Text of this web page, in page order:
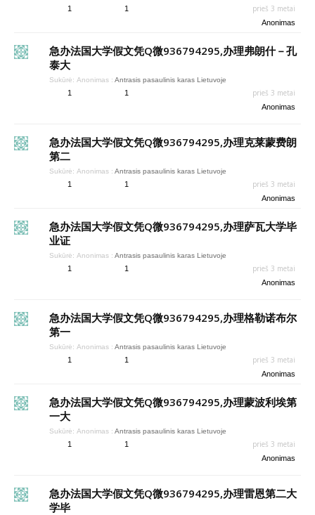
1 1 prieš 3 metai
Anonimas
急办法国大学假文凭Q微936794295,办理弗朗什－孔
泰大
Sukūrė: Anonimas : Antrasis pasaulinis karas Lietuvoje
1 1 prieš 3 metai
Anonimas
急办法国大学假文凭Q微936794295,办理克莱蒙费朗
第二
Sukūrė: Anonimas : Antrasis pasaulinis karas Lietuvoje
1 1 prieš 3 metai
Anonimas
急办法国大学假文凭Q微936794295,办理萨瓦大学毕
业证
Sukūrė: Anonimas : Antrasis pasaulinis karas Lietuvoje
1 1 prieš 3 metai
Anonimas
急办法国大学假文凭Q微936794295,办理格勒诺布尔
第一
Sukūrė: Anonimas : Antrasis pasaulinis karas Lietuvoje
1 1 prieš 3 metai
Anonimas
急办法国大学假文凭Q微936794295,办理蒙波利埃第
一大
Sukūrė: Anonimas : Antrasis pasaulinis karas Lietuvoje
1 1 prieš 3 metai
Anonimas
急办法国大学假文凭Q微936794295,办理雷恩第二大
学毕